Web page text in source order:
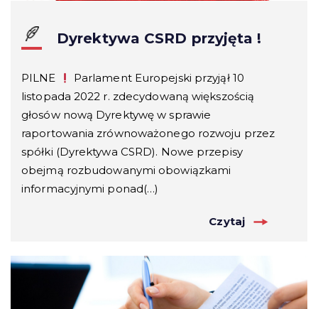
Dyrektywa CSRD przyjęta !
PILNE
Parlament Europejski przyjął 10
listopada 2022 r. zdecydowaną większością
głosów nową Dyrektywę w sprawie
raportowania zrównoważonego rozwoju przez
spółki (Dyrektywa CSRD). Nowe przepisy
obejmą rozbudowanymi obowiązkami
informacyjnymi ponad(…)
Czytaj